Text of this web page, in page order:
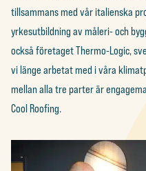
tillsammans med vår italienska
yrkesutbildning av måleri- och
också företaget Thermo-Logic,
vi länge arbetat med i våra
mellan alla tre parter är
Cool Roofing.